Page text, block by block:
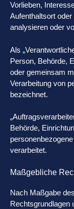
Vorlieben,
Aufenthaltsort
analysieren oder
Als
Person, Behörde,
oder gemeinsam
Verarbeitung von
bezeichnet.
Behörde,
verarbeitet.
Maßgebliche
Nach Maßgabe
Rechtsgrundlagen